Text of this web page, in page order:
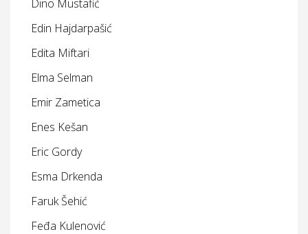
Dino Mustafić
Edin Hajdarpašić
Edita Miftari
Elma Selman
Emir Zametica
Enes Kešan
Eric Gordy
Esma Drkenda
Faruk Šehić
Feđa Kulenović